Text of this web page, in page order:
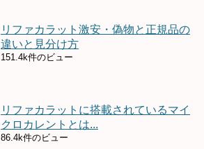
リファカラット激安・偽物と正規品の
違いと見分け方
151.4k件のビュー
リファカラットに搭載されているマイ
クロカレントとは...
86.4k件のビュー